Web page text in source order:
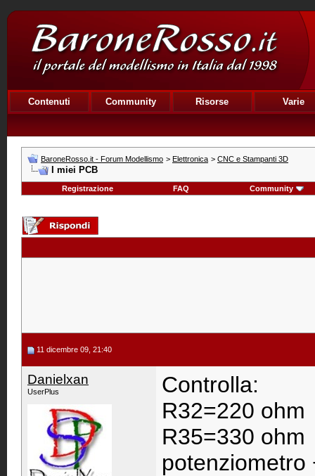
Contenuti Community Risorse Varie
BaroneRosso.it - Forum Modellismo > Elettronica > CNC e Stampanti 3D
I miei PCB
Registrazione FAQ Community
11 dicembre 09, 21:40
Danielxan
UserPlus
Controlla:
R32=220 ohm
R35=330 ohm
potenziometro